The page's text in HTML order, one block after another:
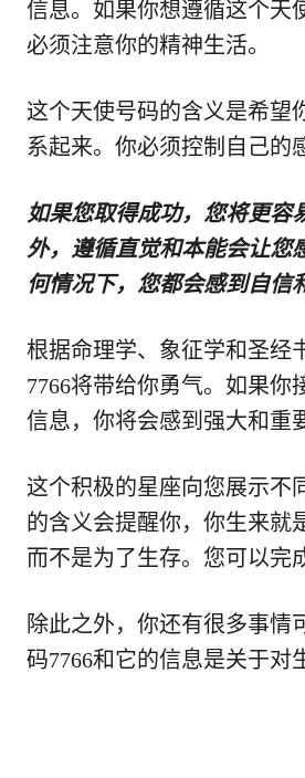
信息。如果你想遵循这个天
必须注意你的精神生活。
这个天使号码的含义是希望
系起来。你必须控制自己的
如果您取得成功，您将更容
外，遵循直觉和本能会让您
何情况下，您都会感到自信
根据命理学、象征学和圣经
7766将带给你勇气。如果你
信息，你将会感到强大和重
这个积极的星座向您展示不
的含义会提醒你，你生来就
而不是为了生存。您可以完
除此之外，你还有很多事情
码7766和它的信息是关于对